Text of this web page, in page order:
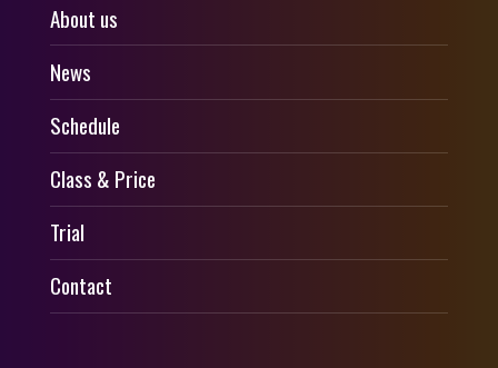
About us
News
Schedule
Class & Price
Trial
Contact